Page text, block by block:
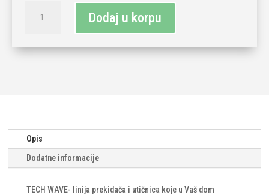
WAVE
sa
(komplet)
količina
Dodaj u korpu
Opis
Dodatne informacije
TECH WAVE- linija prekidača i utičnica koje u Vaš dom